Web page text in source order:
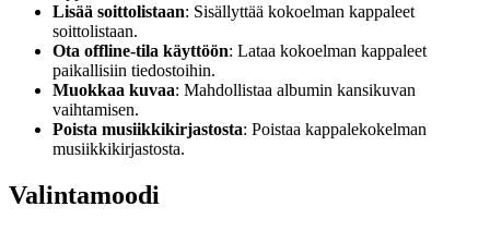
Lisää soittolistaan: Sisällyttää kokoelman kappaleet
soittolistaan.
Ota offline-tila käyttöön: Lataa kokoelman kappaleet
paikallisiin tiedostoihin.
Muokkaa kuvaa: Mahdollistaa albumin kansikuvan
vaihtamisen.
Poista musiikkikirjastosta: Poistaa kappalekokelman
musiikkikirjastosta.
Valintamoodi